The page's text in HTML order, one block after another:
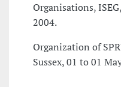
Organisations,
2004.
Organization of
Sussex, 01 to 01